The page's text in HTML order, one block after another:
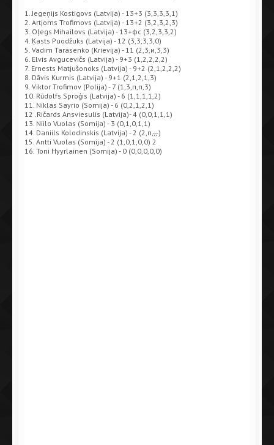
1. Jegeņijs Kostigovs (Latvija) - 13+3 (3,3,3,3,1)
2. Artjoms Trofimovs (Latvija) - 13+2 (3,2,3,2,3)
3. Oļegs Mihailovs (Latvija) - 13+фс (3,2,3,3,2)
4. Ķasts Puodžuks (Latvija) - 12 (3,3,3,3,0)
5. Vadim Tarasenko (Krievija) - 11 (2,3,и,3,3)
6. Elvis Avgucevičs (Latvija) - 9+3 (1,2,2,2,2)
7. Ernests Matjušonoks (Latvija) - 9+2 (2,1,2,2,2)
8. Dāvis Kurmis (Latvija) - 9+1 (2,1,2,1,3)
9. Viktor Trofimov (Polija) - 7 (1,3,п,п,3)
10. Rūdolfs Sproģis (Latvija) - 6 (1,1,1,1,2)
11. Niklas Sayrio (Somija) - 6 (0,2,1,2,1)
12 .Ričards Ansviesulis (Latvija)- 4 (0,0,1,1,1)
13. Niilo Vuolas (Somija) - 3 (0,1,0,1,1)
14. Daniils Kolodinskis (Latvija) - 2 (2,п,-,-,-)
15. Antti Vuolas (Somija) - 2 (1,0,1,0,0) 2
16. Toni Hyyrlainen (Somija) - 0 (0,0,0,0,0)